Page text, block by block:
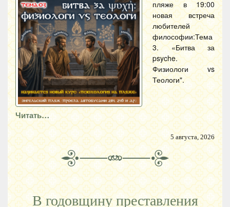
пляже в 19:00
новая встреча
любителей
философии:Тема
3. «Битва за
psyche.
Физиологи vs
Теологи".
Читать…
5 августа, 2026
В годовщину преставления